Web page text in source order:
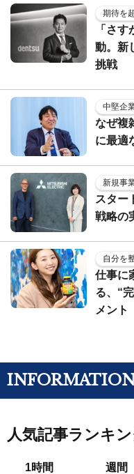
期待を
「さ
動。新
挑戦
中堅企
なぜ複
に最適
新規事
スター
戦略の
自分を
仕事に
る、“
メント
人気記事ランキ
1時間 週間